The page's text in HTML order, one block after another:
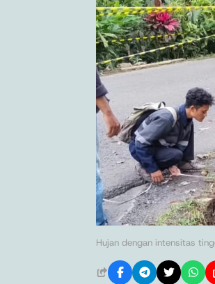
Hujan dengan intensitas